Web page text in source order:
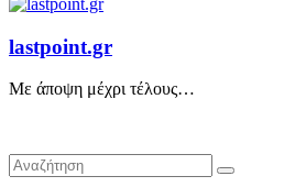
lastpoint.gr
Με άποψη μέχρι τέλους…